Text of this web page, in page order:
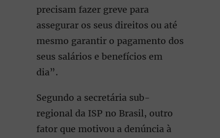
precisam fazer greve para
assegurar os seus direitos ou até
mesmo garantir o pagamento dos
seus salários e benefícios em
dia”.
Segundo a secretária sub-
regional da ISP no Brasil, outro
fator que motivou a denúncia à